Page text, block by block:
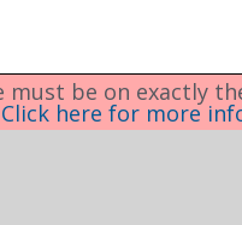
must be on exactly
Click here for more